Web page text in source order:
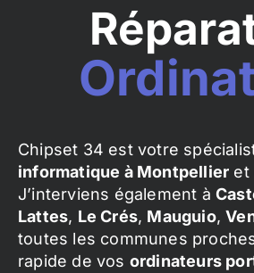
Chipset 34 est votre
informatique à Montpellier et
J’interviens également à
Lattes, Le Crés, Mauguio,
toutes les communes
rapide de vos ordinateurs